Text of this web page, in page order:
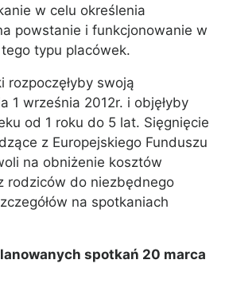
w celu określenia
powstanie i funkcjonowanie w
typu placówek.
rozpoczęłyby swoją
1 września 2012r. i objęłyby
od 1 roku do 5 lat. Sięgnięcie
z Europejskiego Funduszu
na obniżenie kosztów
rodziców do niezbędnego
na spotkaniach
spotkań 20 marca